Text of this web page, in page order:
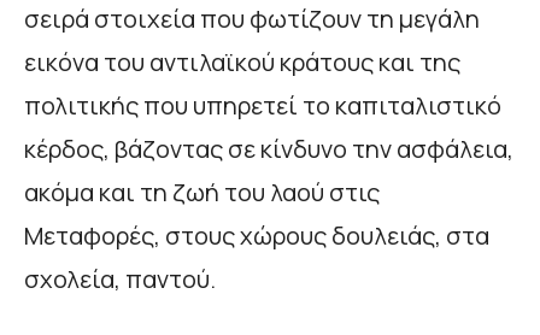
σειρά στοιχεία που φωτίζουν τη μεγάλη
εικόνα του αντιλαϊκού κράτους και της
πολιτικής που υπηρετεί το καπιταλιστικό
κέρδος, βάζοντας σε κίνδυνο την ασφάλεια,
ακόμα και τη ζωή του λαού στις
Μεταφορές, στους χώρους δουλειάς, στα
σχολεία, παντού.